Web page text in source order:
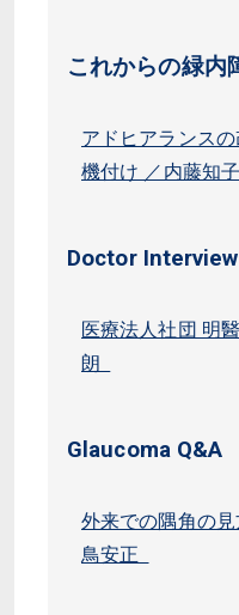
これからの緑内
アドヒアランス
機付け ／内藤知子
Doctor
医療法人社団 明
朗
Glaucoma Q&A
外来での隅角の
鳥安正